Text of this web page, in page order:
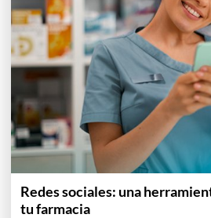
Redes sociales: una
tu farmacia